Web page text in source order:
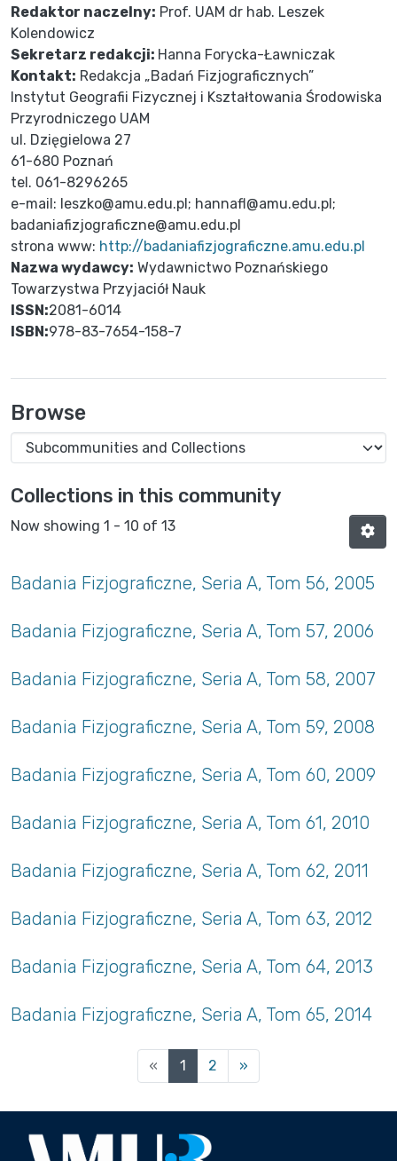
Redaktor naczelny: Prof. UAM dr hab. Leszek
Kolendowicz
Sekretarz redakcji: Hanna Forycka-Ławniczak
Kontakt: Redakcja „Badań Fizjograficznych”
Instytut Geografii Fizycznej i Kształtowania Środowiska
Przyrodniczego UAM
ul. Dzięgielowa 27
61-680 Poznań
tel. 061-8296265
e-mail: leszko@amu.edu.pl; hannafl@amu.edu.pl;
badaniafizjograficzne@amu.edu.pl
strona www: http://badaniafizjograficzne.amu.edu.pl
Nazwa wydawcy: Wydawnictwo Poznańskiego
Towarzystwa Przyjaciół Nauk
ISSN:2081-6014
ISBN:978-83-7654-158-7
Browse
Collections in this community
Now showing 1 - 10 of 13
Badania Fizjograficzne, Seria A, Tom 56, 2005
Badania Fizjograficzne, Seria A, Tom 57, 2006
Badania Fizjograficzne, Seria A, Tom 58, 2007
Badania Fizjograficzne, Seria A, Tom 59, 2008
Badania Fizjograficzne, Seria A, Tom 60, 2009
Badania Fizjograficzne, Seria A, Tom 61, 2010
Badania Fizjograficzne, Seria A, Tom 62, 2011
Badania Fizjograficzne, Seria A, Tom 63, 2012
Badania Fizjograficzne, Seria A, Tom 64, 2013
Badania Fizjograficzne, Seria A, Tom 65, 2014
« 1 (current)
2 »